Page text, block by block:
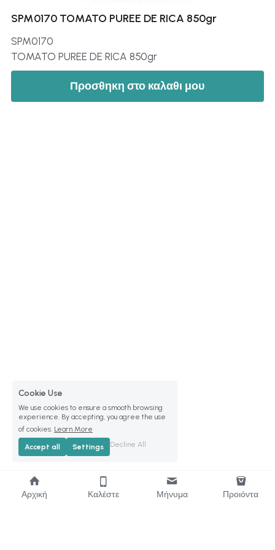
SPM0170 TOMATO PUREE DE RICA 850gr
SPM0170
TOMATO PUREE DE RICA 850gr
Προσθηκη στο καλαθι μου
Αρχική Καλέστε Μήνυμα Προιόντα
Cookie Use
We use cookies to ensure a smooth browsing
experience. By accepting, you agree the use
of cookies. Learn More
Accept all Settings Decline All